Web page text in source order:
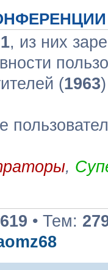
1, из них
(1963
,
• Тем: